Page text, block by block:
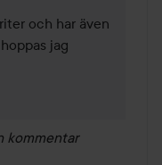
och har även
jag
kommentar